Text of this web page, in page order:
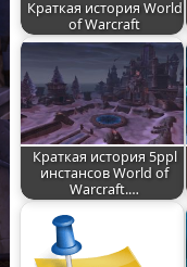
Краткая история World
of Warcraft
Краткая история 5ppl
инстансов World of
Warcraft.…